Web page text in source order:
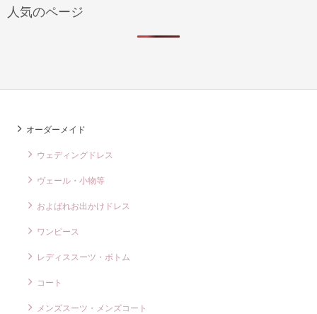
人気のページ
オーダーメイド
ウェディングドレス
ヴェール・小物等
およばれお出かけドレス
ワンピース
レディススーツ・ボトム
コート
メンズスーツ・メンズコート